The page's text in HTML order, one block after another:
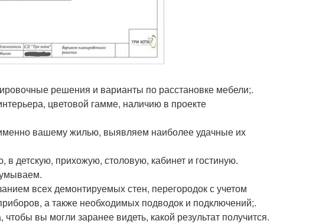
решения и варианты по расстановке мебели;.
цветовой гамме, наличию в проекте
вашему жилью, выявляем наиболее удачные их
детскую, прихожую, столовую, кабинет и гостиную.
всех демонтируемых стен, перегородок с учетом
а также необходимых подводок и подключений;.
вы могли заранее видеть, какой результат получится.